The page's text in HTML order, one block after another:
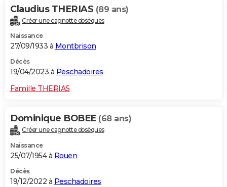
Claudius THERIAS (89 ans)
Créer une cagnotte obsèques
Naissance
27/09/1933 à Montbrison
Décès
19/04/2023 à Peschadoires
Famille THERIAS
Dominique BOBEE (68 ans)
Créer une cagnotte obsèques
Naissance
25/07/1954 à Rouen
Décès
19/12/2022 à Peschadoires